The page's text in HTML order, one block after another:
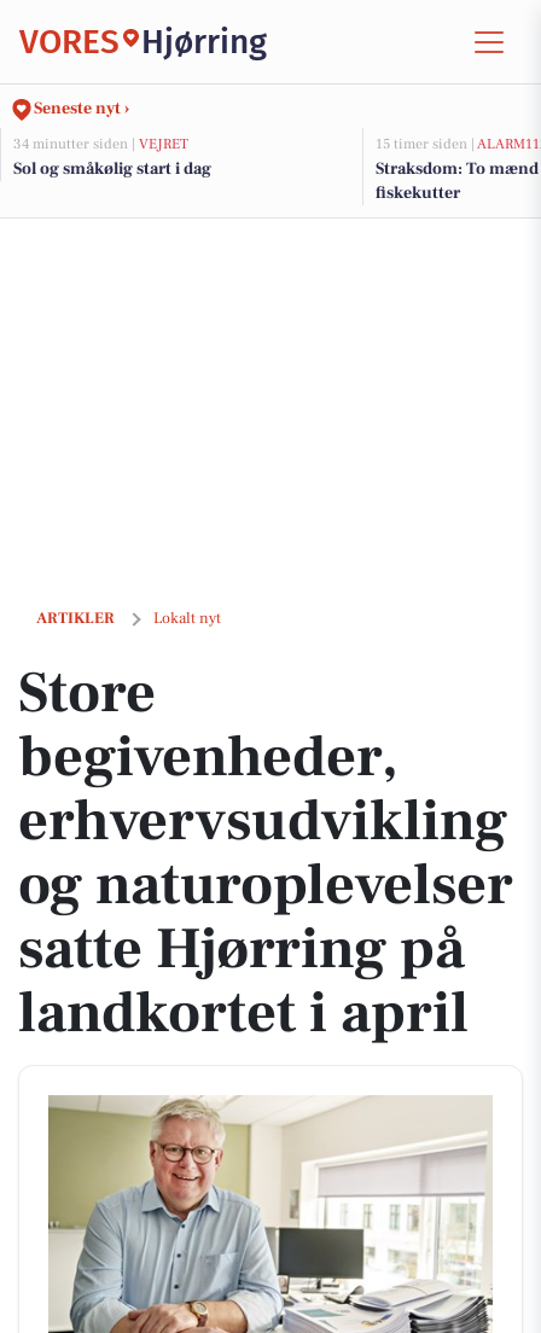
VORES Hjørring
Seneste nyt ›
34 minutter siden | VEJRET
Sol og småkølig start i dag
15 timer siden |
Straksdom: To
fiskekutter
ARTIKLER Lokalt nyt
Store begivenheder, erhvervsudvikling og naturoplevelser satte
Store
begivenheder,
erhvervsudvikling
og naturoplevelser
satte Hjørring på
landkortet i april